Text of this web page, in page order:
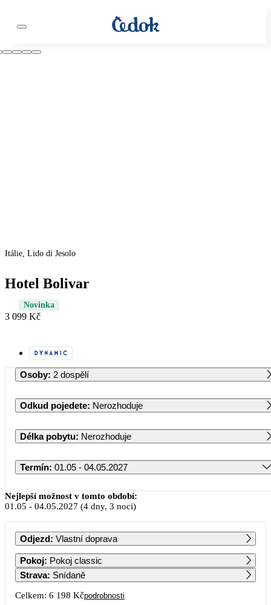
Itálie, Lido di Jesolo
Hotel Bolivar
Novinka
3 099 Kč
Osoby: 2 dospělí
Odkud pojedete: Nerozhoduje
Délka pobytu: Nerozhoduje
Termín: 01.05 - 04.05.2027
Květen 2027
PO ÚT ST ČT PÁ SO NE
1 2
3
3 099
4
3 099
5
3 099
6 7 8 9
Nejlepší možnost v tomto období:
01.05 - 04.05.2027 (4 dny, 3 noci)
Odjezd: Vlastní doprava
Pokoj: Pokoj classic
Strava: Snídaně
Celkem: 6 198 Kčpodrobnosti